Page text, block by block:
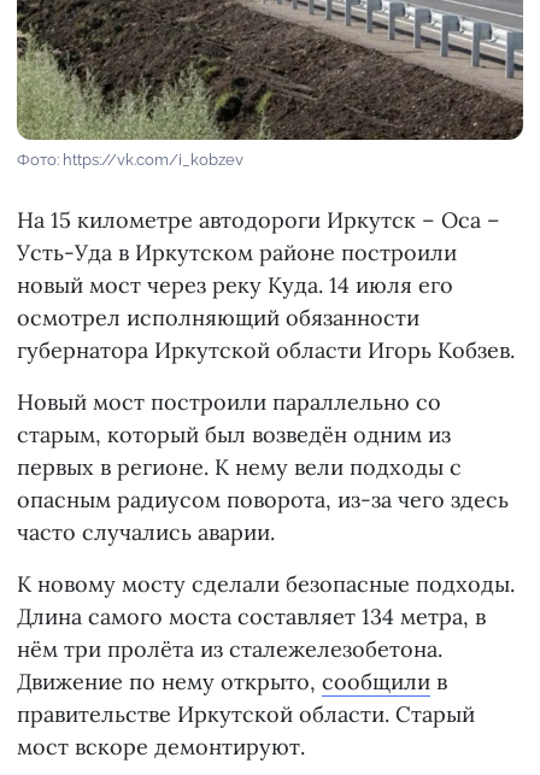
Фото: https://vk.com/i_kobzev
На 15 километре автодороги Иркутск – Оса –
Усть-Уда в Иркутском районе построили
новый мост через реку Куда. 14 июля его
осмотрел исполняющий обязанности
губернатора Иркутской области Игорь Кобзев.
Новый мост построили параллельно со
старым, который был возведён одним из
первых в регионе. К нему вели подходы с
опасным радиусом поворота, из-за чего здесь
часто случались аварии.
К новому мосту сделали безопасные подходы.
Длина самого моста составляет 134 метра, в
нём три пролёта из сталежелезобетона.
Движение по нему открыто, сообщили в
правительстве Иркутской области. Старый
мост вскоре демонтируют.